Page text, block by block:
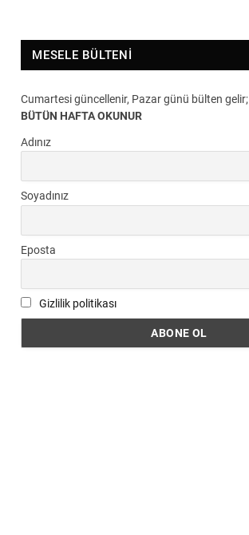
MESELE BÜLTENI
Cumartesi güncellenir, Pazar günü bülten gelir;
BÜTÜN HAFTA OKUNUR
Adınız
Soyadınız
Eposta
Gizlilik politikası